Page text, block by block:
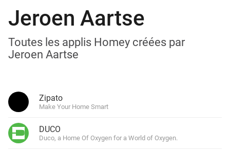
Jeroen Aartse
Toutes les applis Homey créées par
Jeroen Aartse
Zipato
Make Your Home Smart
DUCO
Duco, a Home Of Oxygen for a World of Oxygen.